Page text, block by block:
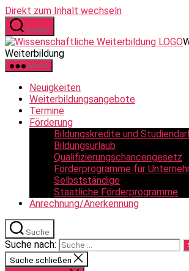
Direkt zum Inhalt wechseln
Suche
Weiterbildung
Menü
Neuigkeiten
Weiterbildungsangebote
Termine
Förderung
Bildungskredite und
Bildungsurlaub
Qualifizierungschancengesetz
Förderprogramme für
Selbstständige
Staatliche Förderprogramme
Anrechnung/Anerkennung
Suche
Suche nach:
Suche schließen